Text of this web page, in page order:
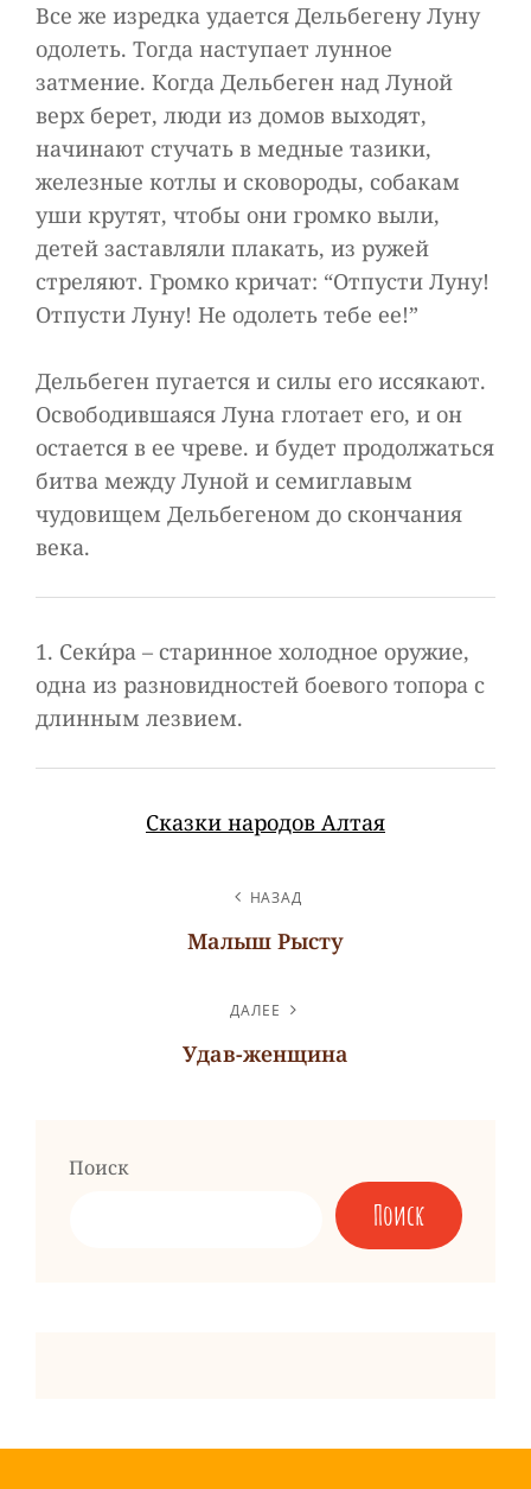
Все же изредка удается Дельбегену Луну
одолеть. Тогда наступает лунное
затмение. Когда Дельбеген над Луной
верх берет, люди из домов выходят,
начинают стучать в медные тазики,
железные котлы и сковороды, собакам
уши крутят, чтобы они громко выли,
детей заставляли плакать, из ружей
стреляют. Громко кричат: “Отпусти Луну!
Отпусти Луну! Не одолеть тебе ее!”
Дельбеген пугается и силы его иссякают.
Освободившаяся Луна глотает его, и он
остается в ее чреве. и будет продолжаться
битва между Луной и семиглавым
чудовищем Дельбегеном до скончания
века.
1. Секи́ра – старинное холодное оружие,
одна из разновидностей боевого топора с
длинным лезвием.
Сказки народов Алтая
НАЗАД
Малыш Рысту
ДАЛЕЕ
Удав-женщина
Поиск
Поиск